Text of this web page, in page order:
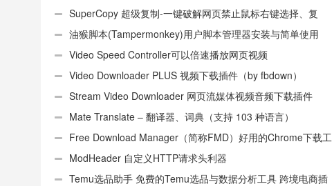
SuperCopy 超级复制-一键破解网页禁止鼠标右键选择、复
制 油猴脚本(Tampermonkey)用户脚本管理器安装与简单使用
（适用Android）
Video Speed Controller可以倍速播放网页视频
Video Downloader PLUS 视频下载插件（by fbdown）
Stream Video Downloader 网页流媒体视频音频下载插件
Mate Translate – 翻译器、词典（支持 103 种语言）
Free Download Manager（简称FMD）好用的Chrome下载工
具插件ModHeader 自定义HTTP请求头利器
Temu选品助手 免费的Temu选品与数据分析工具 跨境电商插